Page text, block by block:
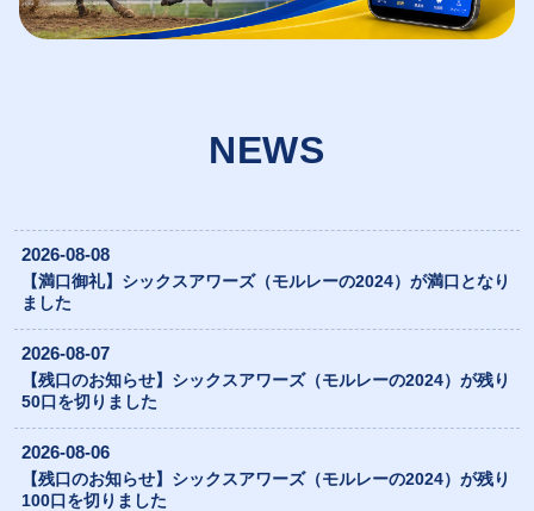
NEWS
2026-08-08
【満口御礼】シックスアワーズ（モルレーの2024）が満口となり
ました
2026-08-07
【残口のお知らせ】シックスアワーズ（モルレーの2024）が残り
50口を切りました
2026-08-06
【残口のお知らせ】シックスアワーズ（モルレーの2024）が残り
100口を切りました